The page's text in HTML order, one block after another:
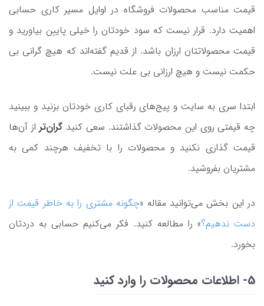
قیمت مناسب محصولات فروشگاه در اوایل مسیر کاری حسابی
اهمیت دارد. قرار نیست که سود خودتان را خیلی پایین بیاورید و
قیمت‌ محصولاتتان ارزان باشد. از قدیم گفته‌اند که هیچ گرانی بی
حکمت نیست و هیچ ارزانی بی علت نیست.
ابتدا سری به سایت و پیج‌های رقبای کاری خودتان بزنید و ببینید
چه قیمتی روی این محصولات گذاشتند. سعی کنید گران‌تراز آن‌ها
قیمت گذاری نکنید و محصولات را با تخفیف هرچند کمی به
مشتریان بفروشید.
در این بخش می‌توانید مقاله «چگونه مشتری را به خاطر قیمت از
دست ندهیم؟» را مطالعه کنید. فکر می‌کنیم حسابی به دردتان
بخورد.
5- اطلاعات محصولات را وارد کنید